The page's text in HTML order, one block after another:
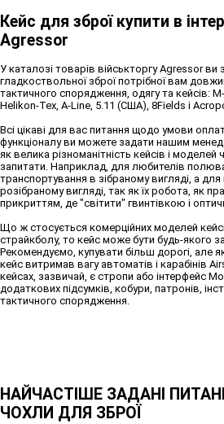
Кейс для зброї купити в
Agressor
У каталозі товарів військторгу Agressor ви
гладкоствольної зброї потрібної вам
тактичного спорядження, одягу та кейсів:
Helikon-Tex, A-Line, 5.11 (США), 8Fields і
Всі цікаві для вас питання щодо умови
функціоналу ви можете задати нашим
як велика різноманітність кейсів і
запитати. Наприклад, для любителів
транспортування в зібраному вигляді, а
розібраному вигляді, так як їх робота, як
прикриттям, де "світити" гвинтівкою і
Що ж стосується комерційних моделей
страйкболу, то кейс може бути будь-якого
Рекомендуємо, купувати більш дорогі, але
кейс витримав вагу автоматів і карабінів
кейсах, зазвичай, є стропи або інтерфейс
додаткових підсумків, кобури, патронів,
тактичного спорядження.
НАЙЧАСТІШЕ ЗАДАНІ
ЧОХЛИ ДЛЯ ЗБРОЇ